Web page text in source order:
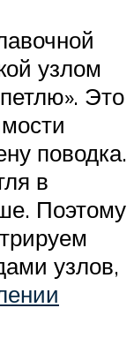
узлом
Это
поводка.
в
Поэтому
узлов,